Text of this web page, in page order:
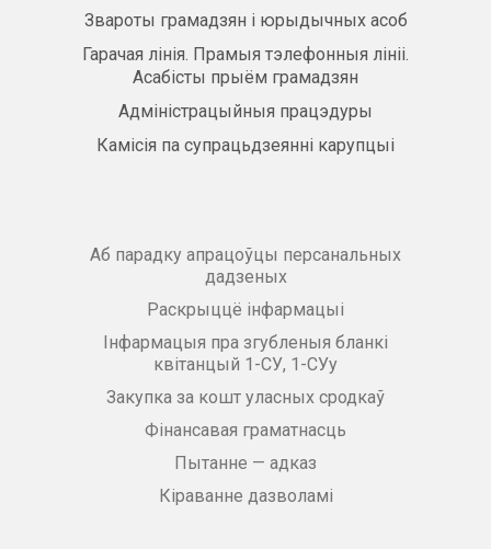
Звароты грамадзян і юрыдычных асоб
Гарачая лінія. Прамыя тэлефонныя лініі.
Асабісты прыём грамадзян
Адміністрацыйныя працэдуры
Камісія па супрацьдзеянні карупцыі
Аб парадку апрацоўцы персанальных
дадзеных
Раскрыццё інфармацыі
Інфармацыя пра згубленыя бланкі
квітанцый 1-СУ, 1-СУу
Закупка за кошт уласных сродкаў
Фінансавая граматнасць
Пытанне — адказ
Кіраванне дазволамі